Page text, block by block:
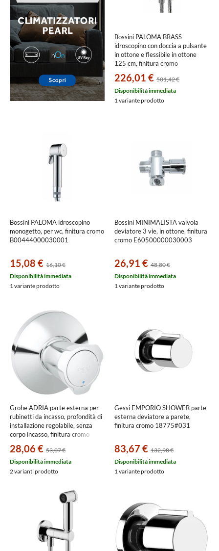
Bossini PALOMA BRASS
idroscopino con doccia a pulsante
in ottone e flessibile in ottone
125 cm, finitura cromo
226,01 € 501,42 €
Disponibilità immediata
1 variante prodotto
Bossini PALOMA idroscopino
monogetto, per wc, finitura cromo
B00444000030001
15,08 € 16,10 €
Disponibilità immediata
1 variante prodotto
Bossini MINIMALISTA valvola
deviatore 3 vie, in ottone, finitura
cromo E60500000030003
26,91 € 48,80 €
Disponibilità immediata
1 variante prodotto
Grohe ADRIA parte esterna per
rubinetti da incasso, profondità di
installazione regolabile, senza
corpo incasso, finitura cromo
28,06 € 53,07 €
Disponibilità immediata
2 varianti prodotto
Gessi EMPORIO SHOWER parte
esterna deviatore a parete,
finitura cromo 18775#031
83,67 € 132,98 €
Disponibilità immediata
1 variante prodotto